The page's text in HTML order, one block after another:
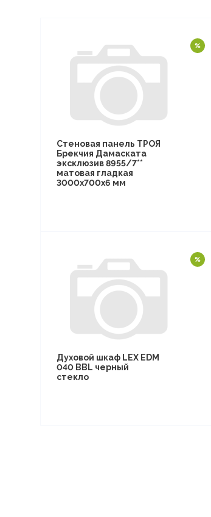
Стеновая панель ТРОЯ
Брекчия Дамаската
эксклюзив 8955/7**
матовая гладкая
3000х700х6 мм
Духовой шкаф LEX EDM
040 BBL черный
стекло